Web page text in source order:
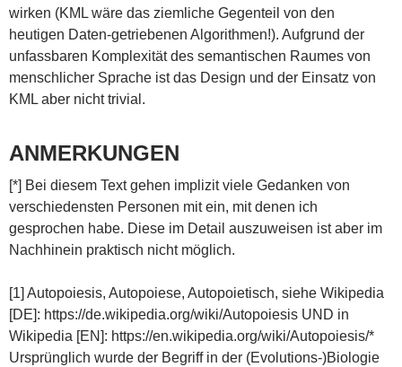
wirken (KML wäre das ziemliche Gegenteil von den
heutigen Daten-getriebenen Algorithmen!). Aufgrund der
unfassbaren Komplexität des semantischen Raumes von
menschlicher Sprache ist das Design und der Einsatz von
KML aber nicht trivial.
ANMERKUNGEN
[*] Bei diesem Text gehen implizit viele Gedanken von
verschiedensten Personen mit ein, mit denen ich
gesprochen habe. Diese im Detail auszuweisen ist aber im
Nachhinein praktisch nicht möglich.
[1] Autopoiesis, Autopoiese, Autopoietisch, siehe Wikipedia
[DE]: https://de.wikipedia.org/wiki/Autopoiesis UND in
Wikipedia [EN]: https://en.wikipedia.org/wiki/Autopoiesis/*
Ursprünglich wurde der Begriff in der (Evolutions-)Biologie